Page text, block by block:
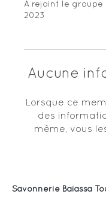
A rejoint le groupe
2023
Aucune
Lorsque ce
des
même, vous
Savonnerie Baiassa